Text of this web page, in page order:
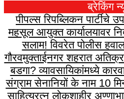
ब्रेकिंग
पीपल्स रिपब्लिकन पार्टीचे
महसूल आयुक्त कार्यालयावर
सलाम! विवरेत पोलीस
गौरवमुक्ताईनगर शहरात
बडगा? व्यावसायिकांमध्ये
संग्राम सेनानियों के नाम 10
साहित्यरत्न लोकशाहीर